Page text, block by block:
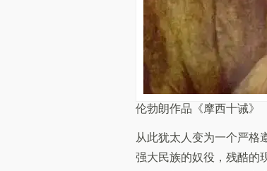
伦勃朗作品《摩西十诫》
从此犹太人变为一个严格
强大民族的奴役，残酷的